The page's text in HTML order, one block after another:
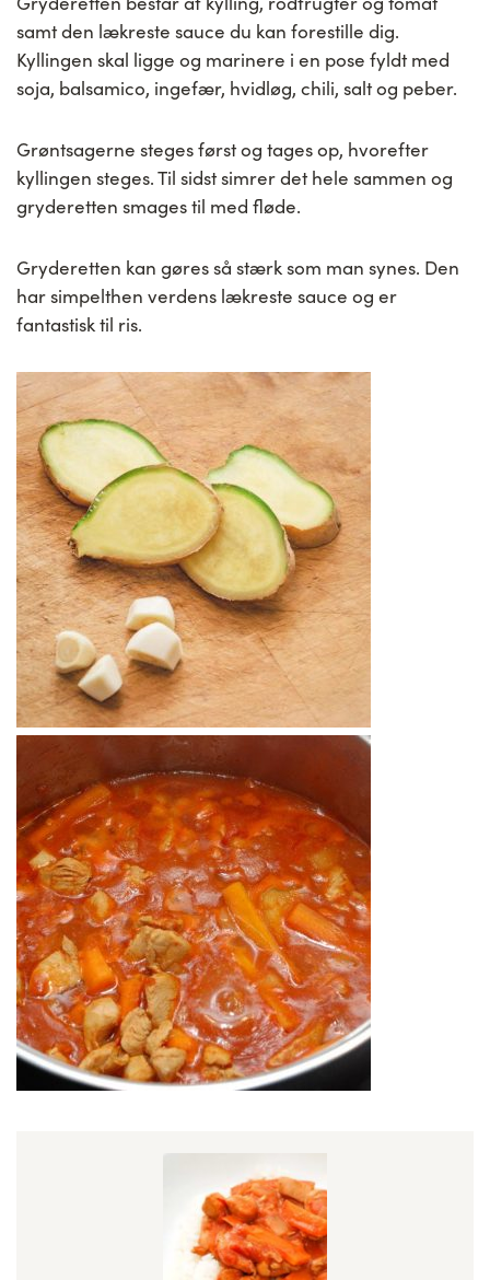
samt den lækreste sauce du kan forestille dig.
Kyllingen skal ligge og marinere i en pose fyldt med
soja, balsamico, ingefær, hvidløg, chili, salt og peber.
Grøntsagerne steges først og tages op, hvorefter
kyllingen steges. Til sidst simrer det hele sammen og
gryderetten smages til med fløde.
Gryderetten kan gøres så stærk som man synes. Den
har simpelthen verdens lækreste sauce og er
fantastisk til ris.